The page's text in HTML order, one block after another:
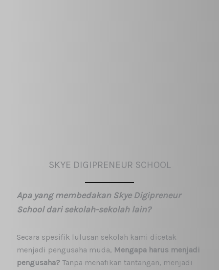
SKYE DIGIPRENEUR SCHOOL
Apa yang membedakan Skye Digipreneur
School dari sekolah-sekolah lain?
Secara spesifik lulusan sekolah kami dicetak
menjadi pengusaha muda, Mengapa harus menjadi
pengusaha? Tanpa menafikan tantangan, menjadi